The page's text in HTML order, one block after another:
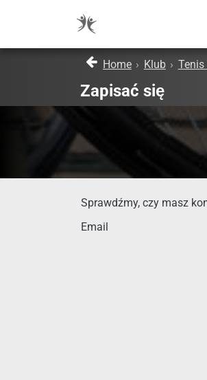
Home › Klub › Tenis
Zapisać się
Sprawdźmy, czy masz
Email